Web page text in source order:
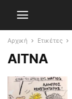
Αρχική Ετικέτες
ΑΙΤΝΑ